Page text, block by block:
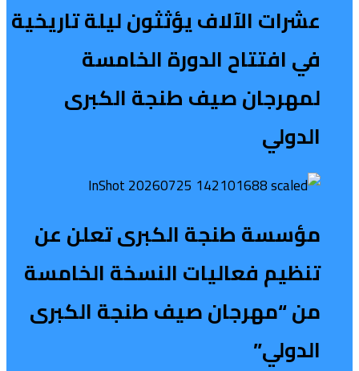
عشرات الآلاف يؤثثون ليلة تاريخية
في افتتاح الدورة الخامسة
لمهرجان صيف طنجة الكبرى
الدولي
مؤسسة طنجة الكبرى تعلن عن
تنظيم فعاليات النسخة الخامسة
من “مهرجان صيف طنجة الكبرى
الدولي”